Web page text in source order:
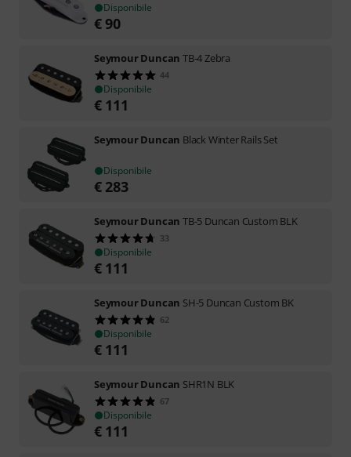
Disponibile
€90
Seymour Duncan TB-4 Zebra
44
Disponibile
€ 111
Seymour Duncan Black Winter Rails Set
Disponibile
€ 283
Seymour Duncan TB-5 Duncan Custom BLK
33
Disponibile
€ 111
Seymour Duncan SH-5 Duncan Custom BK
62
Disponibile
€ 111
Seymour Duncan SHR1N BLK
67
Disponibile
€ 111